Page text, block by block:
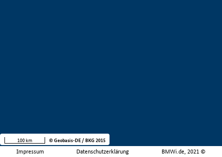
Impressum Datenschutzerklärung BMWi.de, 2021 ©
100 km © Geobasis-DE / BKG 2015